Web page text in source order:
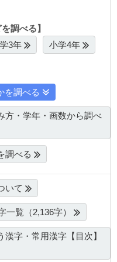
調べる】
3年 小学4年
を調べる
方・学年・画数から調べ
調べる
いて
一覧（2,136字）
字・常用漢字【目次】